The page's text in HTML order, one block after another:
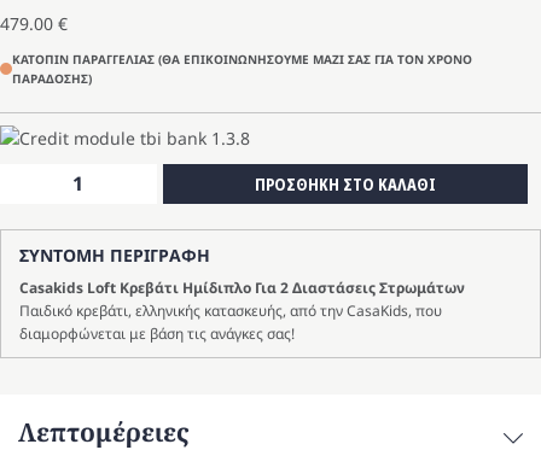
479.00 €
ΚΑΤΟΠΙΝ ΠΑΡΑΓΓΕΛΙΑΣ (ΘΑ ΕΠΙΚΟΙΝΩΝΗΣΟΥΜΕ ΜΑΖΙ ΣΑΣ ΓΙΑ ΤΟΝ ΧΡΟΝΟ
ΠΑΡΑΔΟΣΗΣ)
Ημίδιπλο
ποσότητα
ΠΡΟΣΘΗΚΗ ΣΤΟ ΚΑΛΑΘΙ
ΣΥΝΤΟΜΗ ΠΕΡΙΓΡΑΦΗ
Casakids Loft Κρεβάτι Ημίδιπλο Για 2 Διαστάσεις Στρωμάτων
Παιδικό κρεβάτι, ελληνικής κατασκευής, από την CasaKids, που
διαμορφώνεται με βάση τις ανάγκες σας!
Λεπτομέρειες